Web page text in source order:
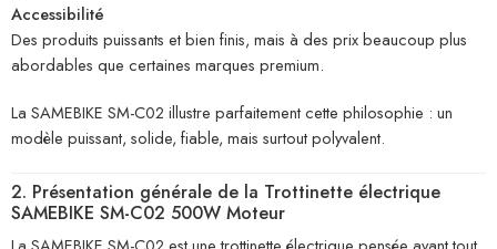
Accessibilité
Des produits puissants et bien finis, mais à des prix beaucoup plus
abordables que certaines marques premium.
La SAMEBIKE SM-C02 illustre parfaitement cette philosophie : un
modèle puissant, solide, fiable, mais surtout polyvalent.
2. Présentation générale de la Trottinette électrique
SAMEBIKE SM-C02 500W Moteur